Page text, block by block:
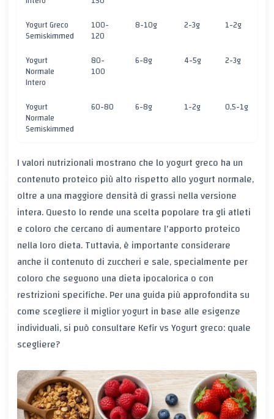
Yogurt Greco
Semiskimmed
100-
120
8-10g 2-3g 1-2g
Yogurt
Normale
Intero
80-
100
6-8g 4-5g 2-3g
Yogurt
Normale
Semiskimmed
60-80 6-8g 1-2g 0,5-1g
I valori nutrizionali mostrano che lo yogurt greco ha un
contenuto proteico più alto rispetto allo yogurt normale,
oltre a una maggiore densità di grassi nella versione
intera. Questo lo rende una scelta popolare tra gli atleti
e coloro che cercano di aumentare l'apporto proteico
nella loro dieta. Tuttavia, è importante considerare
anche il contenuto di zuccheri e sale, specialmente per
coloro che seguono una dieta ipocalorica o con
restrizioni specifiche. Per una guida più approfondita su
come scegliere il miglior yogurt in base alle esigenze
individuali, si può consultare Kefir vs Yogurt greco: quale
scegliere?